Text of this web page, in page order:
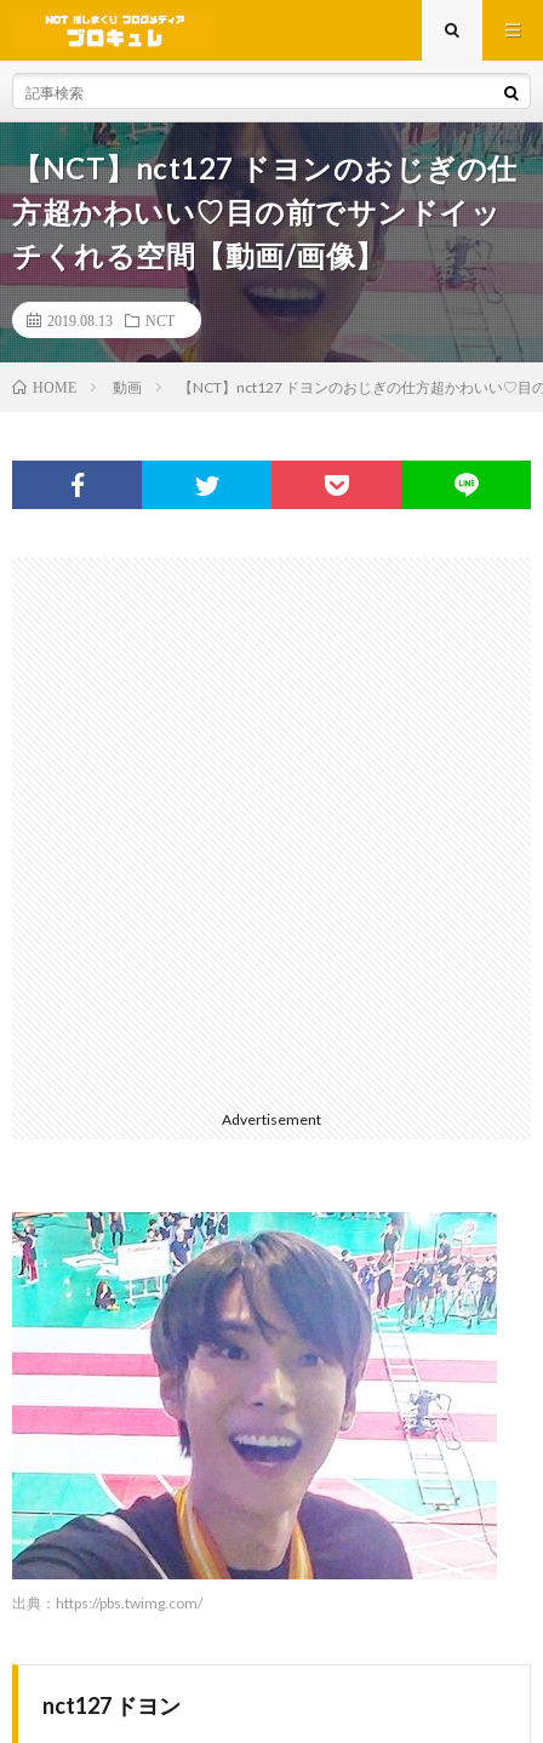
【NCT】nct127 ドヨンのおじぎの仕
方超かわいい♡目の前でサンドイッ
チくれる空間【動画/画像】
2019.08.13 NCT
HOME 動画 【NCT】nct127 ドヨンのおじぎの仕方超かわいい♡
Advertisement
出典： https://pbs.twimg.com/
nct127 ドヨン